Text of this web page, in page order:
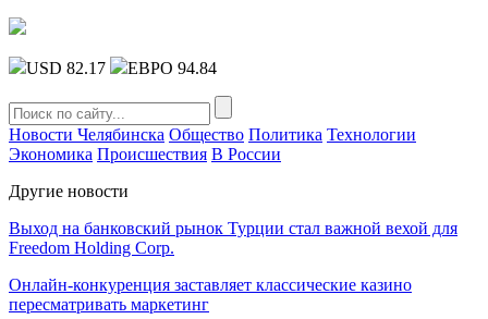
USD 82.17 ЕВРО 94.84
Новости Челябинска Общество Политика Технологии
Экономика Происшествия В России
Другие новости
Выход на банковский рынок Турции стал важной вехой для
Freedom Holding Corp.
Онлайн-конкуренция заставляет классические казино
пересматривать маркетинг